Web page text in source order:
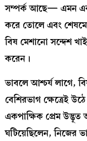
সম্পর্ক আছে— এমন এক
করে তোলে এবং
বিষ মেশানো সন্দেশ
করেন।
ভাবলে আশ্চর্য লাগে,
বেশিরভাগ ক্ষেত্রেই
একপাক্ষিক প্রেম উদ্ভূত
ঘটিয়েছিলেন, নিজের